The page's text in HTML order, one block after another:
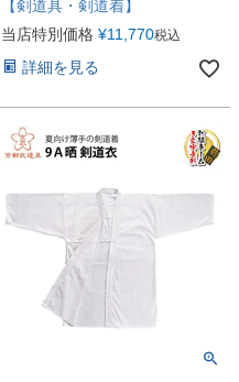
【剣道具・剣道着】
当店特別価格 ¥11,770税込
詳細を見る